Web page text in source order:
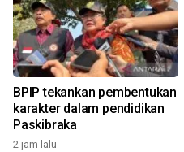
BPIP tekankan pembentukan
karakter dalam pendidikan
Paskibraka
2 jam lalu